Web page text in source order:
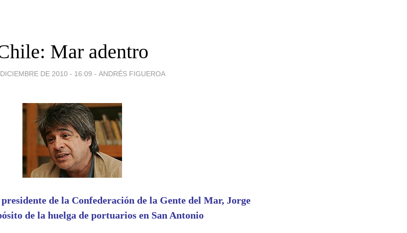
Mar adentro
DE 2010 - 16:09 - ANDRÉS FIGUEROA
de la Confederación de la Gente del Mar, Jorge
de la huelga de portuarios en San Antonio